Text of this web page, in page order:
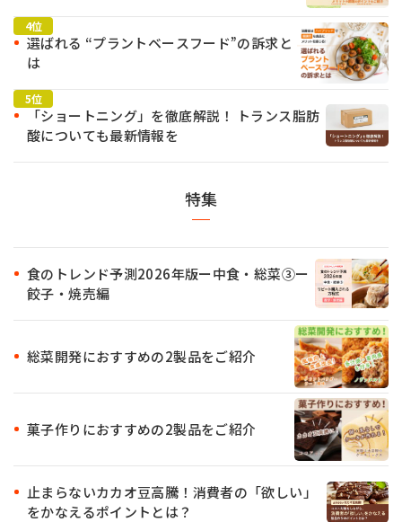
選ばれる “プラントベースフード”の訴求と
は
「ショートニング」を徹底解説！ トランス脂肪
酸についても最新情報を
特集
食のトレンド予測2026年版ー中食・総菜③ー
餃子・焼売編
総菜開発におすすめの2製品をご紹介
菓子作りにおすすめの2製品をご紹介
止まらないカカオ豆高騰！消費者の「欲しい」
をかなえるポイントとは？